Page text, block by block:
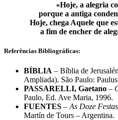
«Hoje, a alegria
porque a antiga
Hoje, chega Aquele que
a fim de encher de
Referências Bibliográficas:
BÍBLIA – Bíblia de
Ampliada). São Paulo:
PASSARELLI, Gaetano –
Paulo, Ed. Ave Maria, 1996.
FUENTES – As Doze Festas
Martín de Tours – Argentina.